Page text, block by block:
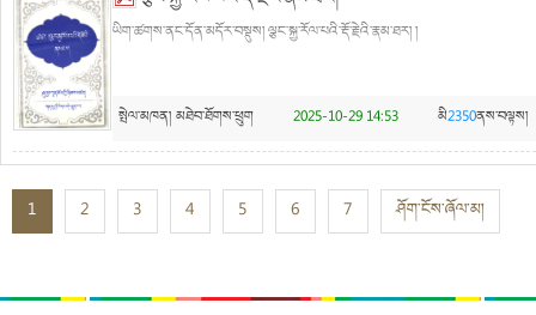
ཡིག་ཚགས་ནང་དོན་མདོར་བསྡུས། ལྕང་སྐྱ་རོལ་པའི་རྡོ་རྗེའི་རྣམ་ཐར། །
སྤེལ་མཁན། མཐེབ་ཐོགས་ཕྲུག 2025-10-29 14:53 མི2350ནས་བལྟས།
1 2 3 4 5 6 7 ཤོག་ངོས་ཞོལ་མ།